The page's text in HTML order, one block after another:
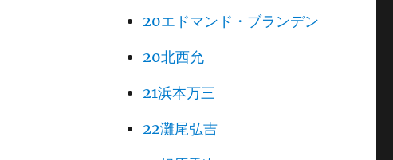
20エドマンド・ブランデン
20北西允
21浜本万三
22灘尾弘吉